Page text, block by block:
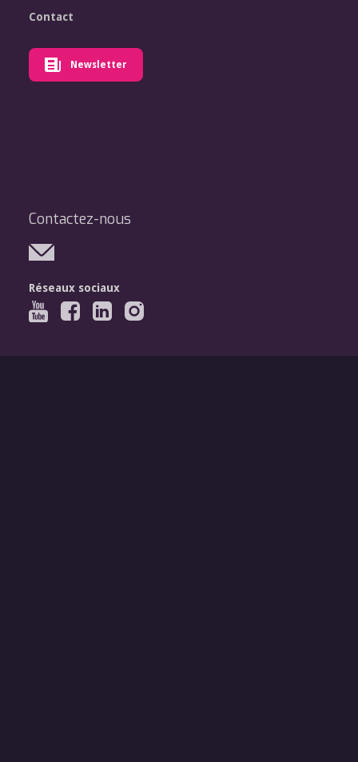
Contact
Newsletter
Contactez-nous
Réseaux sociaux